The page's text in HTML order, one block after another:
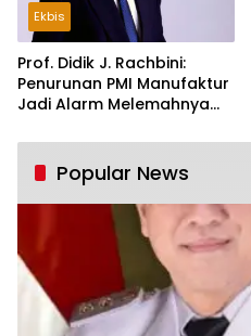
Ekbis
Prof. Didik J. Rachbini:
Penurunan PMI Manufaktur
Jadi Alarm Melemahnya
Popular News